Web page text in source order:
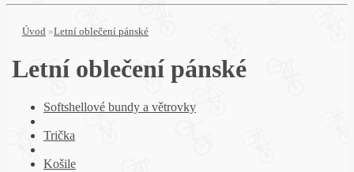
Úvod »Letní oblečení pánské
Letní oblečení pánské
Softshellové bundy a větrovky
Trička
Košile